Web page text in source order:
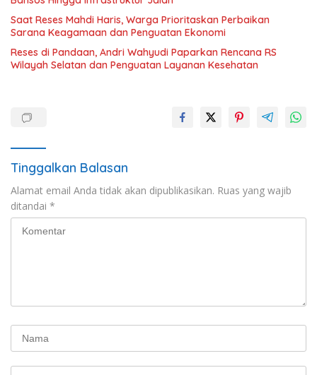
Saat Reses Mahdi Haris, Warga Prioritaskan Perbaikan
Sarana Keagamaan dan Penguatan Ekonomi
Reses di Pandaan, Andri Wahyudi Paparkan Rencana RS
Wilayah Selatan dan Penguatan Layanan Kesehatan
Tinggalkan Balasan
Alamat email Anda tidak akan dipublikasikan. Ruas yang wajib
ditandai *